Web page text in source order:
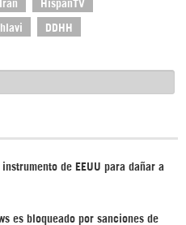
HispanTV
DDHH
instrumento de EEUU para dañar a
es bloqueado por sanciones de